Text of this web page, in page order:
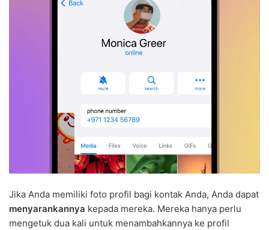
Jika Anda memiliki foto profil bagi kontak Anda, Anda dapat
menyarankannya kepada mereka. Mereka hanya perlu
mengetuk dua kali untuk menambahkannya ke profil